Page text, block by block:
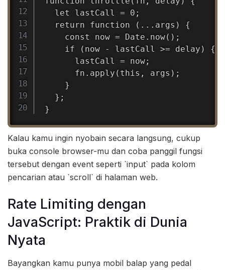
  let lastCall = 0;
  return function (...args) {
    const now = Date.now();
    if (now - lastCall >= delay) {
      lastCall = now;
      fn.apply(this, args);
    }
  };
}
Kalau kamu ingin nyobain secara langsung, cukup
buka console browser-mu dan coba panggil fungsi
tersebut dengan event seperti `input` pada kolom
pencarian atau `scroll` di halaman web.
Rate Limiting dengan
JavaScript: Praktik di Dunia
Nyata
Bayangkan kamu punya mobil balap yang pedal